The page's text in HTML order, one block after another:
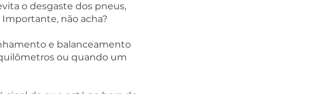
o desgaste dos pneus,
não acha?
e balanceamento
ou quando um